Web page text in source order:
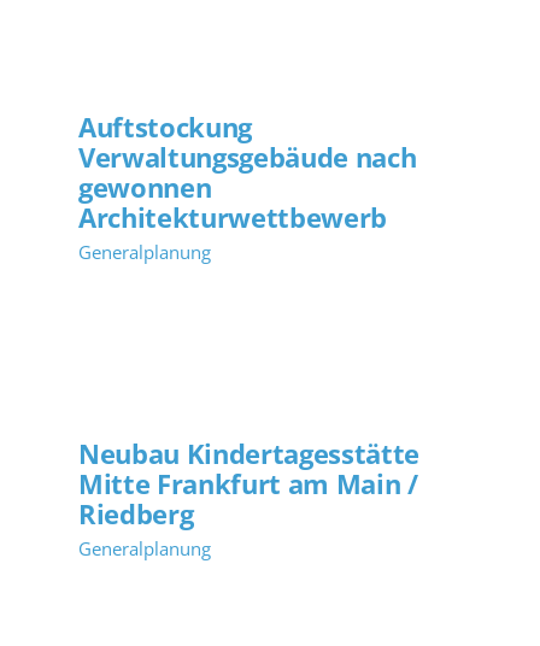
Auftstockung
Verwaltungsgebäude nach
gewonnen
Architekturwettbewerb
Generalplanung
Neubau Kindertagesstätte
Mitte Frankfurt am Main /
Riedberg
Generalplanung